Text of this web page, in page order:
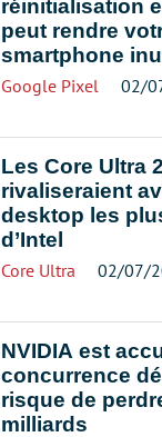
réinitialisation
peut rendre
smartphone
Google Pixel 02/
Les Core Ultra
rivaliseraient
desktop les
d’Intel
Core Ultra 02/07/
NVIDIA est
concurrence
risque de
milliards